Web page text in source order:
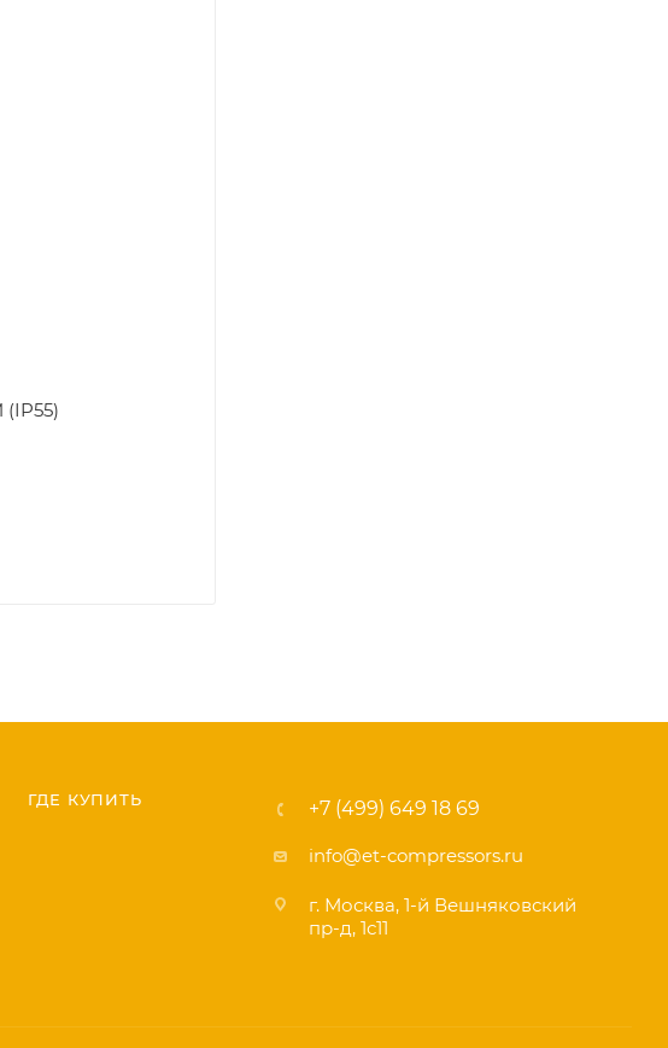
(IP55)
ГДЕ КУПИТЬ +7 (499) 649 18 69
info@et-compressors.ru
г. Москва, 1-й Вешняковский
пр-д, 1с11